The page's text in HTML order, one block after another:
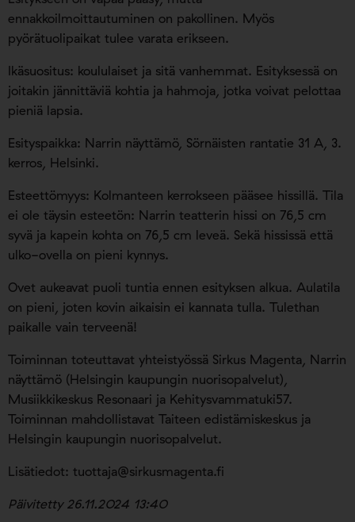
ennakkoilmoittautuminen on pakollinen. Myös
pyörätuolipaikat tulee varata erikseen.
Ikäsuositus: koululaiset ja sitä vanhemmat. Esityksessä on
joitakin jännittäviä kohtia ja hahmoja, jotka voivat pelottaa
pieniä lapsia.
Esityspaikka: Narrin näyttämö, Sörnäisten rantatie 31 A, 3.
kerros, Helsinki.
Esteettömyys: Kolmanteen kerrokseen pääsee hissillä. Tila
ei ole täysin esteetön: Narrin teatterin hissi on 76,5 cm
syvä ja kapein kohta on 76,5 cm leveä. Sekä hississä että
ulko-ovella on pieni kynnys.
Ovet aukeavat puoli tuntia ennen esityksen alkua. Aulatila
on pieni, joten kovin aikaisin ei kannata tulla. Tulethan
paikalle vain terveenä!
Toiminnan toteuttavat yhteistyössä Sirkus Magenta, Narrin
näyttämö (Helsingin kaupungin nuorisopalvelut),
Musiikkikeskus Resonaari ja Kehitysvammatuki57.
Toiminnan mahdollistavat Taiteen edistämiskeskus ja
Helsingin kaupungin nuorisopalvelut.
Lisätiedot: tuottaja@sirkusmagenta.fi
Päivitetty 26.11.2024 13:40